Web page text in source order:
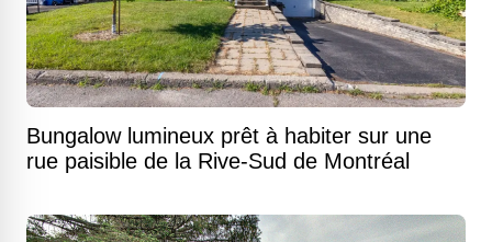
Bungalow lumineux prêt à habiter sur une
rue paisible de la Rive-Sud de Montréal